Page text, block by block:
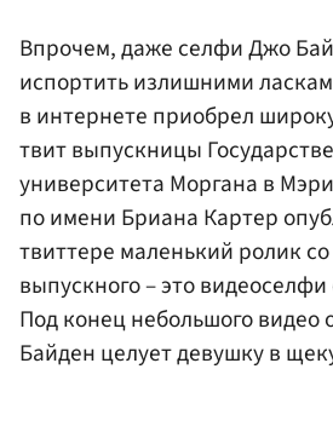
Впрочем, даже селфи Джо
испортить излишними
в интернете приобрел
твит выпускницы
университета Моргана в
по имени Бриана Картер
твиттере маленький ролик со
выпускного – это
Под конец небольшого видео
Байден целует девушку в